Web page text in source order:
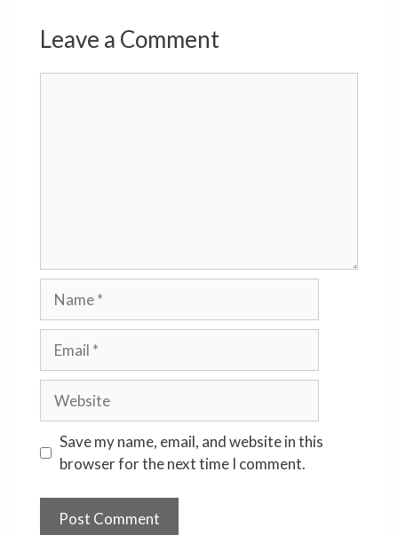
Leave a Comment
Save my name, email, and website in this
browser for the next time I comment.